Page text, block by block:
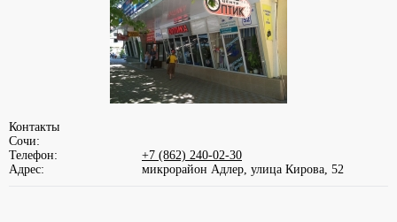
Контакты
Сочи:
Телефон:
+7 (862) 240-02-30
Адрес:
микрорайон Адлер, улица Кирова, 52